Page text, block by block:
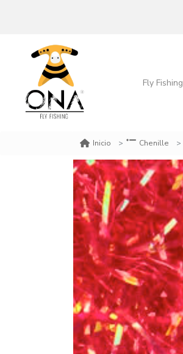
Fly Fishing
Inicio Chenille